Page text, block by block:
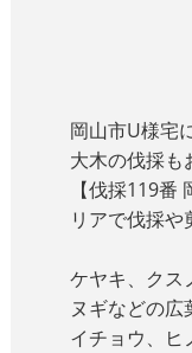
岡山市U様宅
大木の伐採も
【伐採119
リアで伐採や
ケヤキ、クス
ヌギなどの広
イチョウ、ヒ